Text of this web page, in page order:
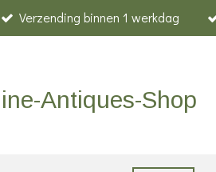
Verzending binnen 1 werkdag
Antiques-Shop